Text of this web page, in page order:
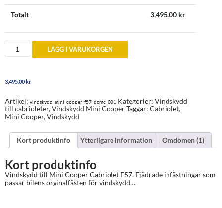
Totalt 3,495.00 kr
Vindskydd
Mini
2015
senare
mängd
LÄGG I VARUKORGEN
3,495.00kr
Artikel: vindskydd_mini_cooper_f57_dcmc_001 Kategorier: Vindskydd
till cabrioleter,Vindskydd Mini CooperTaggar: Cabriolet,
Mini Cooper,Vindskydd
Kort produktinfo Ytterligare information Omdömen (1)
Kort produktinfo
Vindskydd till Mini Cooper Cabriolet F57. Fjädrade infästningar som
passar bilens orginalfästen för vindskydd…